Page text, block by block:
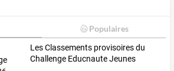
Populaires
LesClassements provisoiresdu
Challenge EducnauteJeunes